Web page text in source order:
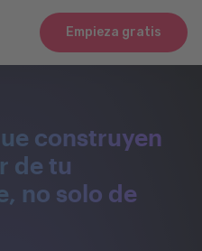
Empieza gratis
construyen
de tu
no solo de